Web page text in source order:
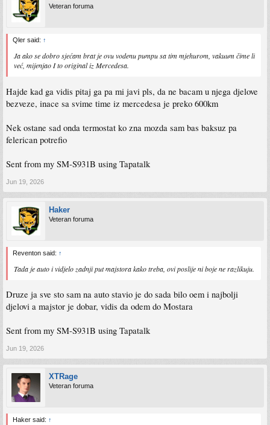
Veteran foruma
Qler said: ↑
Ja ako se dobro sjećam brat je ovu vodenu pumpu sa tim mjehurom, vakuum čime li
već, mijenjao I to original iz Mercedesa.
Hajde kad ga vidis pitaj ga pa mi javi pls, da ne bacam u njega djelove
bezveze, inace sa svime time iz mercedesa je preko 600km
Nek ostane sad onda termostat ko zna mozda sam bas baksuz pa
felerican potrefio
Sent from my SM-S931B using Tapatalk
Jun 19, 2026
Haker
Veteran foruma
Reventon said: ↑
Tada je auto i vidjelo zadnji put majstora kako treba, ovi poslije ni boje ne razlikuju.
Druze ja sve sto sam na auto stavio je do sada bilo oem i najbolji
djelovi a majstor je dobar, vidis da odem do Mostara
Sent from my SM-S931B using Tapatalk
Jun 19, 2026
XTRage
Veteran foruma
Haker said: ↑